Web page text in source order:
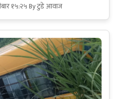
१५:२५By टुडे आवाज